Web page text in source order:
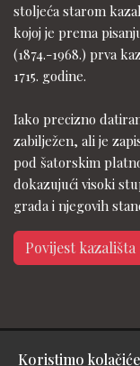
stoljeća starom
kojoj je prema
(1874.-1968.) prva
1715. godine.
Iako precizno
zabilježen, ali je
pod šatorskim
dokazujući visoki
grada i njegovih
Povijest kazališta
Koristimo